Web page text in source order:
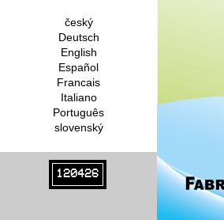
český
Deutsch
English
Español
Francais
Italiano
Português
slovenský
120426